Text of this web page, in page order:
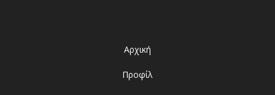
Αρχική
Προφίλ